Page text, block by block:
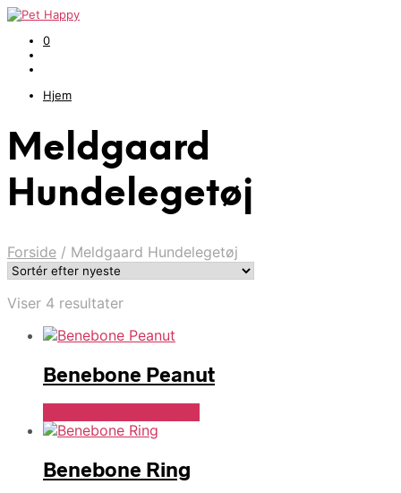
0
Hjem
Meldgaard
Hundelegetøj
Forside / Meldgaard Hundelegetøj
Viser 4 resultaterSorteret
seneste
Benebone Peanut
Benebone Ring